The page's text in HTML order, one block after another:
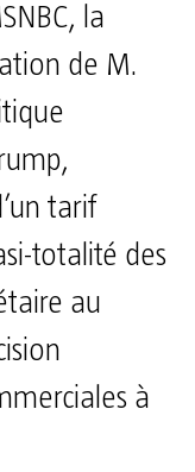
la
de M.
tarif
totalité des
au
à